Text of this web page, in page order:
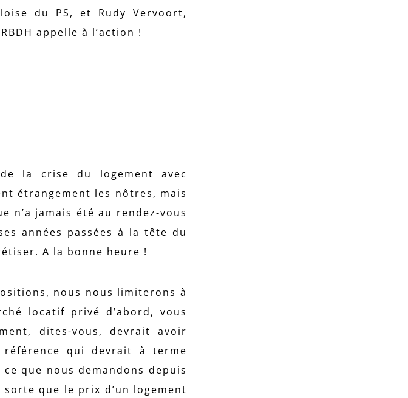
du PS, et Rudy Vervoort,
appelle à l’action !
la crise du logement avec
étrangement les nôtres, mais
n’a jamais été au rendez-vous
années passées à la tête du
A la bonne heure !
nous nous limiterons à
locatif privé d’abord, vous
dites-vous, devrait avoir
qui devrait à terme
que nous demandons depuis
que le prix d’un logement